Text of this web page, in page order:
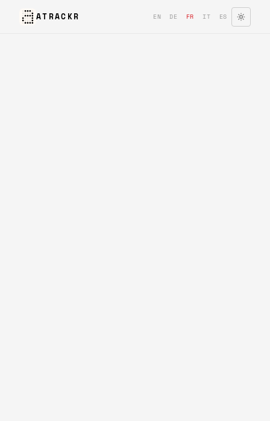
ATRACKR EN DE FR IT ES